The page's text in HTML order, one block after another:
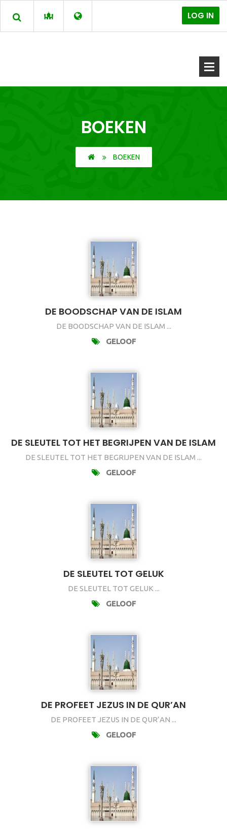
LOG IN
BOEKEN
BOEKEN
DE BOODSCHAP VAN DE ISLAM
DE BOODSCHAP VAN DE ISLAM ...
GELOOF
DE SLEUTEL TOT HET BEGRIJPEN VAN DE ISLAM
DE SLEUTEL TOT HET BEGRIJPEN VAN DE ISLAM ...
GELOOF
DE SLEUTEL TOT GELUK
DE SLEUTEL TOT GELUK ...
GELOOF
DE PROFEET JEZUS IN DE QUR’AN
DE PROFEET JEZUS IN DE QUR’AN ...
GELOOF